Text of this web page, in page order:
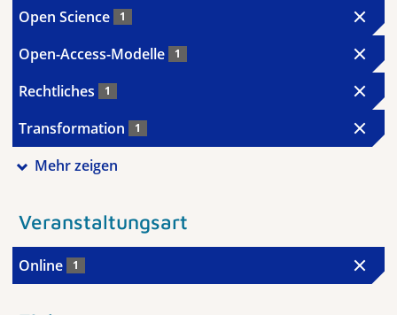
Open Science 1
Open-Access-Modelle 1
Rechtliches 1
Transformation 1
Mehr zeigen
Veranstaltungsart
Online 1